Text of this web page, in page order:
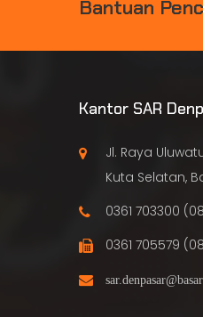
BANTUAN PENC
Kantor SAR
Jl. Raya
Kuta Selatan,
0361 703300
0361 705579